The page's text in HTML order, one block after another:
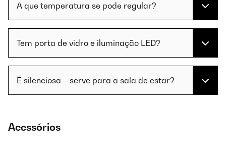
A que temperatura se pode regular?
Tem porta de vidro e iluminação LED?
É silenciosa – serve para a sala de estar?
Acessórios